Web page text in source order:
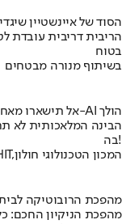
הסוד של איינשטיין
הריבית דריבית עובדת
בטוח
בשיתוף מנורה מבטחים
אל תישארו מאחור – בואו לגלות לאן ה-AI הולך
הבינה המלאכותית לא
בה!
בשיתוף HIT,המכון הטכנולוגי חולון
מהפכת הרובוטיקה
מהפכת הניקיון החכם: